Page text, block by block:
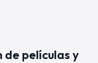
de películas y